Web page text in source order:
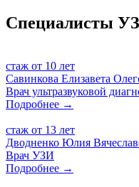
Специалисты
стаж от 10 лет
Савинкова Елизавета
Врач ультразвуковой
Подробнее →
стаж от 13 лет
Дводненко Юлия
Врач УЗИ
Подробнее →